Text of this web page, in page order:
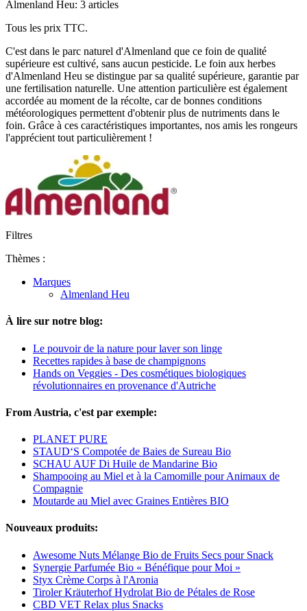
Almenland Heu: 3 articles
Tous les prix TTC.
C'est dans le parc naturel d'Almenland que ce foin de qualité
supérieure est cultivé, sans aucun pesticide. Le foin aux herbes
d'Almenland Heu se distingue par sa qualité supérieure, garantie par
une fertilisation naturelle. Une attention particulière est également
accordée au moment de la récolte, car de bonnes conditions
météorologiques permettent d'obtenir plus de nutriments dans le
foin. Grâce à ces caractéristiques importantes, nos amis les rongeurs
l'apprécient tout particulièrement !
Filtres
Thèmes :
Marques
Almenland Heu
À lire sur notre blog:
Le pouvoir de la nature pour laver son linge
Recettes rapides à base de champignons
Hands on Veggies - Des cosmétiques biologiques
révolutionnaires en provenance d'Autriche
From Austria, c'est par exemple:
PLANET PURE
STAUD‘S Compotée de Baies de Sureau Bio
SCHAU AUF Di Huile de Mandarine Bio
Shampooing au Miel et à la Camomille pour Animaux de
Compagnie
Moutarde au Miel avec Graines Entières BIO
Nouveaux produits:
Awesome Nuts Mélange Bio de Fruits Secs pour Snack
Synergie Parfumée Bio « Bénéfique pour Moi »
Styx Crème Corps à l'Aronia
Tiroler Kräuterhof Hydrolat Bio de Pétales de Rose
CBD VET Relax plus Snacks